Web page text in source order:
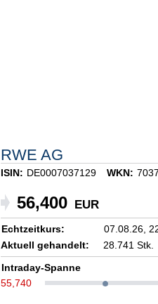
RWE AG
ISIN: DE0007037129 WKN:
56,400 EUR
Echtzeitkurs: 07.08.26,
Aktuell gehandelt:
28.741 Stk.
Intraday-Spanne
55,740